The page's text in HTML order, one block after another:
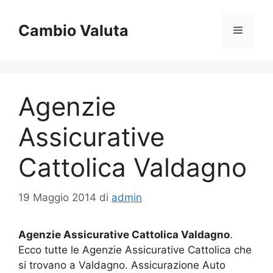
contenuto
Cambio Valuta Menu
Agenzie
Assicurative
Cattolica Valdagno
19 Maggio 2014 di admin
Agenzie Assicurative Cattolica Valdagno.
Ecco tutte le Agenzie Assicurative Cattolica che
si trovano a Valdagno. Assicurazione Auto